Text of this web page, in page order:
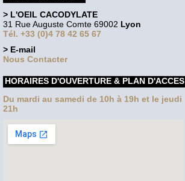
> L'OEIL CACODYLATE
31 Rue Auguste Comte 69002 Lyon
Tél. +33 (0)4 78 42 65 67
> E-mail
Nous Contacter
HORAIRES D'OUVERTURE & PLAN D'ACCES
Du mardi au samedi de 10h à 19h et le jeudi
21h